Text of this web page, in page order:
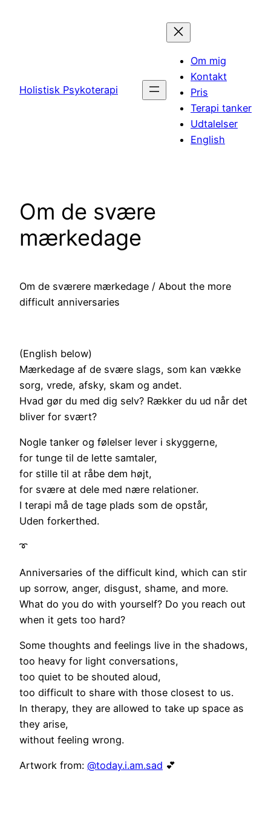
Holistisk Psykoterapi
Om mig
Kontakt
Pris
Terapi tanker
Udtalelser
English
Om de svære
mærkedage
Om de sværere mærkedage / About the more
difficult anniversaries
(English below)
Mærkedage af de svære slags, som kan vække
sorg, vrede, afsky, skam og andet.
Hvad gør du med dig selv? Rækker du ud når det
bliver for svært?
Nogle tanker og følelser lever i skyggerne,
for tunge til de lette samtaler,
for stille til at råbe dem højt,
for svære at dele med nære relationer.
I terapi må de tage plads som de opstår,
Uden forkerthed.
➰
Anniversaries of the difficult kind, which can stir
up sorrow, anger, disgust, shame, and more.
What do you do with yourself? Do you reach out
when it gets too hard?
Some thoughts and feelings live in the shadows,
too heavy for light conversations,
too quiet to be shouted aloud,
too difficult to share with those closest to us.
In therapy, they are allowed to take up space as
they arise,
without feeling wrong.
Artwork from: @today.i.am.sad 💕